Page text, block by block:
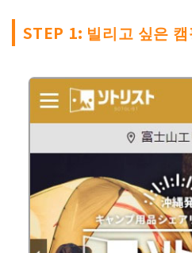
STEP 1: 빌리고 싶은